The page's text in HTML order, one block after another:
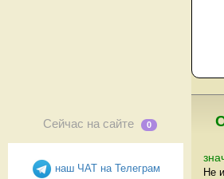
Сейчас на сайте 0
наш ЧАТ на Телеграм
Не